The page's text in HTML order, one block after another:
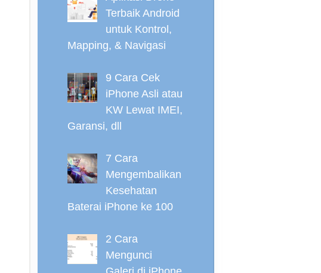
Terbaik Android
untuk Kontrol,
Mapping, & Navigasi
9 Cara Cek
iPhone Asli atau
KW Lewat IMEI,
Garansi, dll
7 Cara
Mengembalikan
Kesehatan
Baterai iPhone ke 100
2 Cara
Mengunci